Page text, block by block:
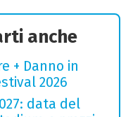
anche
+ Danno in
2026
data del